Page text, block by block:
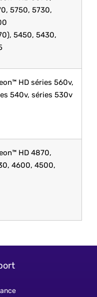
5750, 5730,
5450, 5430,
HD séries 560v,
540v, séries 530v
HD 4870,
4600, 4500,